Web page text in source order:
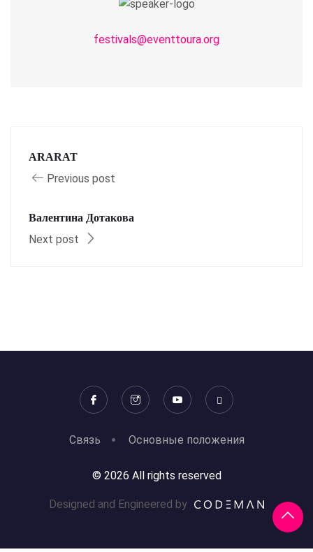
festivals@eventtoura.org
ARARAT
Previous post
Валентина Дотакова
Next post
Связь Основные положения
© 2026 All rights reserved
Designed and Engineered by